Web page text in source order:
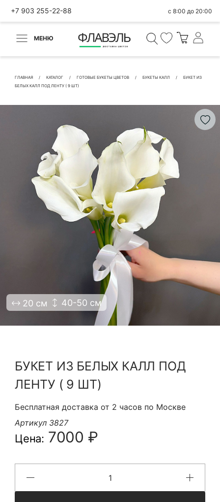
+7 903 255-22-88 с 8:00 до 20:00
МЕНЮ
ГЛАВНАЯ КАТАЛОГ ГОТОВЫЕ БУКЕТЫ ЦВЕТОВ БУКЕТЫ КАЛЛ
БУКЕТ ИЗ
БЕЛЫХ КАЛЛ ПОД ЛЕНТУ ( 9 ШТ)
20 см 40-50 см
БУКЕТ ИЗ БЕЛЫХ КАЛЛ ПОД
ЛЕНТУ ( 9 ШТ)
Бесплатная доставка от 2 часов по Москве
Артикул 3827
Цена: 7000 ₽
ВЕРНУТЬСЯ
Быстрая покупка
КОНТАКТНЫЕ ДАННЫЕ
БЫСТРАЯ ПОКУПКА
Я принимаю Политику конфиденциальности и
Правила использования сайта ФЛАВЭЛЬ. Мы не
продаем ваши данные и храним их в безопасности